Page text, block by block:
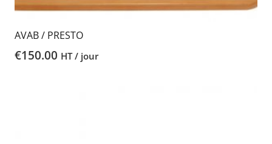
AVAB / PRESTO
€150.00 HT / jour